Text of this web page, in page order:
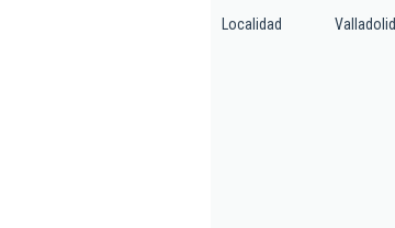
Localidad Valladolid